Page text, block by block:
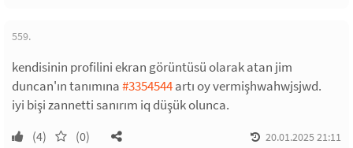
559.
kendisinin profilini ekran görüntüsü olarak atan jim
duncan'ın tanımına#3354544artı oy vermişhwahwjsjwd.
iyi bişi zannetti sanırım iq düşük olunca.
(4) (0) 20.01.2025 21:11